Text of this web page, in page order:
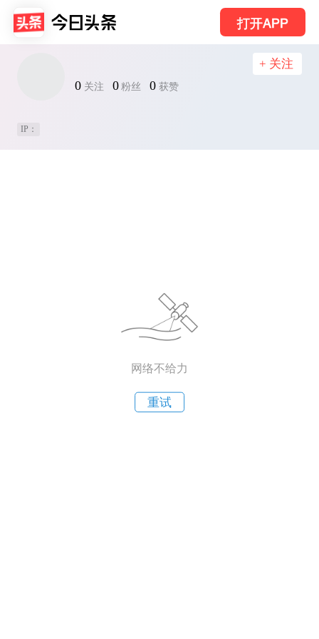
打开APP
0 关注 0 粉丝 0 获赞
+ 关注
IP：
网络不给力
重试